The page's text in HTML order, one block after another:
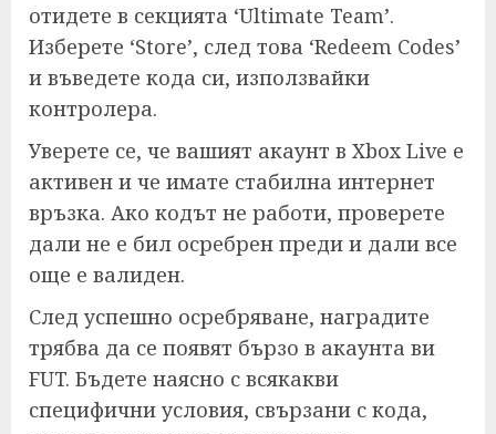
отидете в секцията ‘Ultimate Team’.
Изберете ‘Store’, след това ‘Redeem Codes’
и въведете кода си, използвайки
контролера.
Уверете се, че вашият акаунт в Xbox Live е
активен и че имате стабилна интернет
връзка. Ако кодът не работи, проверете
дали не е бил осребрен преди и дали все
още е валиден.
След успешно осребряване, наградите
трябва да се появят бързо в акаунта ви
FUT. Бъдете наясно с всякакви
специфични условия, свързани с кода,